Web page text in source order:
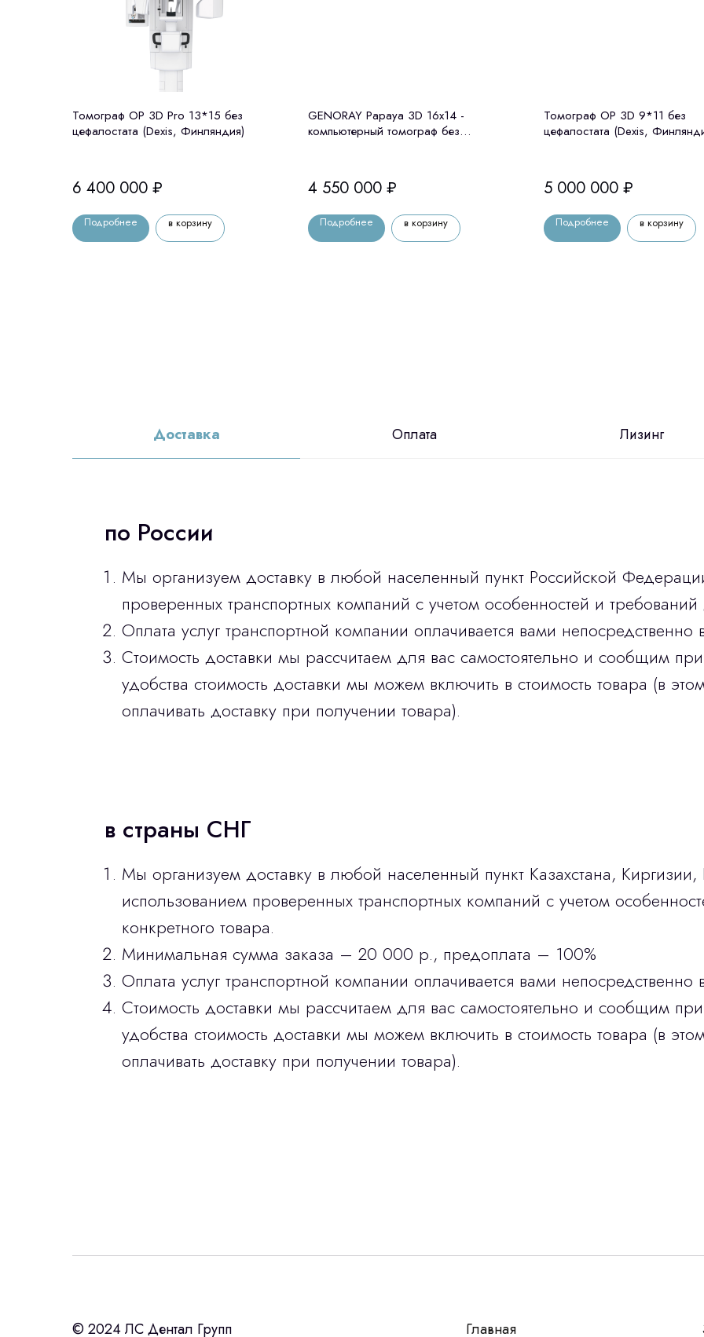
Томограф OP 3D Pro 13*15 без
цефалостата (Dexis, Финляндия)
6 400 000 ₽
Подробнее в корзину
GENORAY Papaya 3D 16x14 -
компьютерный томограф без
4 550 000 ₽
Подробнее в корзину
Томограф OP 3D 9*11 без
цефалостата (Dexis,
5 000 000 ₽
Подробнее в корзину
Доставка Оплата Лизинг
по России
Мы организуем доставку в любой населенный пункт Российской
проверенных транспортных компаний с учетом особенностей и требований
Оплата услуг транспортной компании оплачивается вами
Стоимость доставки мы рассчитаем для вас самостоятельно и сообщим
удобства стоимость доставки мы можем включить в стоимость товара (в
оплачивать доставку при получении товара).
в страны СНГ
Мы организуем доставку в любой населенный пункт Казахстана,
использованием проверенных транспортных компаний с учетом
конкретного товара.
Минимальная сумма заказа – 20 000 р., предоплата – 100%
Оплата услуг транспортной компании оплачивается вами
Стоимость доставки мы рассчитаем для вас самостоятельно и сообщим
удобства стоимость доставки мы можем включить в стоимость товара (в
оплачивать доставку при получении товара).
Остались вопросы
Интересует лизинг?
с помощью нашего партнера ООО «Уралпромлизинг»
© 2024 ЛС Дентал Групп Главная